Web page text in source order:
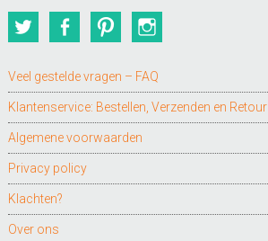
TwitterFacebookPinterest
Veel gestelde vragen – FAQ
Klantenservice: Bestellen, Verzenden en Retour
Algemene voorwaarden
Privacy policy
Klachten?
Over ons